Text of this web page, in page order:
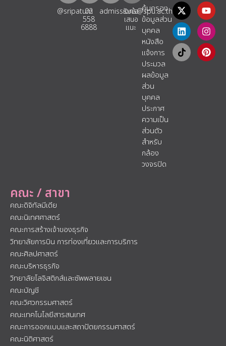
คณะ / สาขา
คณะดิจิทัลมีเดีย
คณะนิเทศศาสตร์
คณะการสร้างเจ้าของธุรกิจ
วิทยาลัยการบิน การท่องเที่ยวและการบริการ
คณะศิลปศาสตร์
คณะบริหารธุรกิจ
วิทยาลัยโลจิสติกส์และซัพพลายเชน
คณะบัญชี
คณะวิศวกรรมศาสตร์
คณะเทคโนโลยีสารสนเทศ
คณะการออกแบบและสถาปัตยกรรมศาสตร์
คณะนิติศาสตร์
@sripatum
02
558
6888
admissions@spu.ac.th
รับข้อ
เสนอ
แนะ​
คุ้มครอง
ข้อมูลส่วน
บุคคล
หนังสือ
แจ้งการ
ประมวล
ผลข้อมูล
ส่วน
บุคคล
ประกาศ
ความเป็น
ส่วนตัว
สำหรับ
กล้อง
วงจรปิด